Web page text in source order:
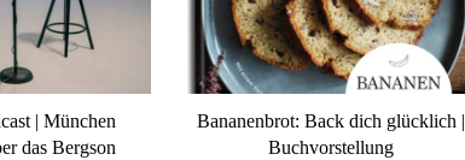
| München
das Bergson
Bananenbrot: Back dich glücklich |
Buchvorstellung